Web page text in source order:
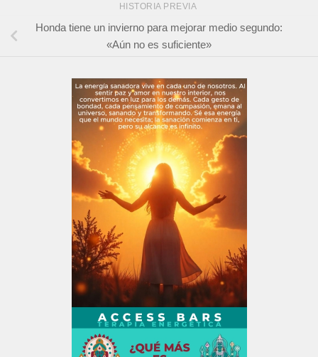
HISTORIA PREVIA
Honda tiene un invierno para mejorar medio segundo:
«Aún no es suficiente»